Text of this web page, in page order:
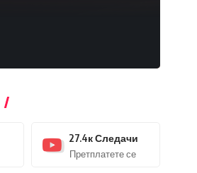
27.4кСледачи
Претплатете се